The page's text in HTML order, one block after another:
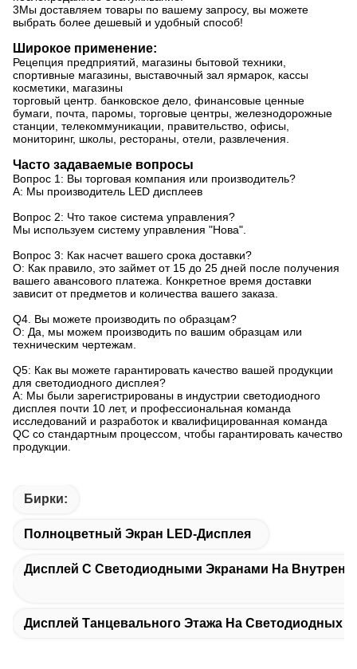
3Мы доставляем товары по вашему запросу, вы можете
выбрать более дешевый и удобный способ!
Широкое применение:
Рецепция предприятий, магазины бытовой техники,
спортивные магазины, выставочный зал ярмарок, кассы
косметики, магазины
торговый центр. банковское дело, финансовые ценные
бумаги, почта, паромы, торговые центры, железнодорожные
станции, телекоммуникации, правительство, офисы,
мониторинг, школы, рестораны, отели, развлечения.
Часто задаваемые вопросы
Вопрос 1: Вы торговая компания или производитель?
A: Мы производитель LED дисплеев
Вопрос 2: Что такое система управления?
Мы используем систему управления "Нова".
Вопрос 3: Как насчет вашего срока доставки?
О: Как правило, это займет от 15 до 25 дней после получения
вашего авансового платежа. Конкретное время доставки
зависит от предметов и количества вашего заказа.
Q4. Вы можете производить по образцам?
О: Да, мы можем производить по вашим образцам или
техническим чертежам.
Q5: Как вы можете гарантировать качество вашей продукции
для светодиодного дисплея?
A: Мы были зарегистрированы в индустрии светодиодного
дисплея почти 10 лет, и профессиональная команда
исследований и разработок и квалифицированная команда
QC со стандартным процессом, чтобы гарантировать качество
продукции.
Бирки:
Полноцветный Экран LED-Дисплея
Дисплей С Светодиодными Экранами На
Дисплей Танцевального Этажа На Светодиодных